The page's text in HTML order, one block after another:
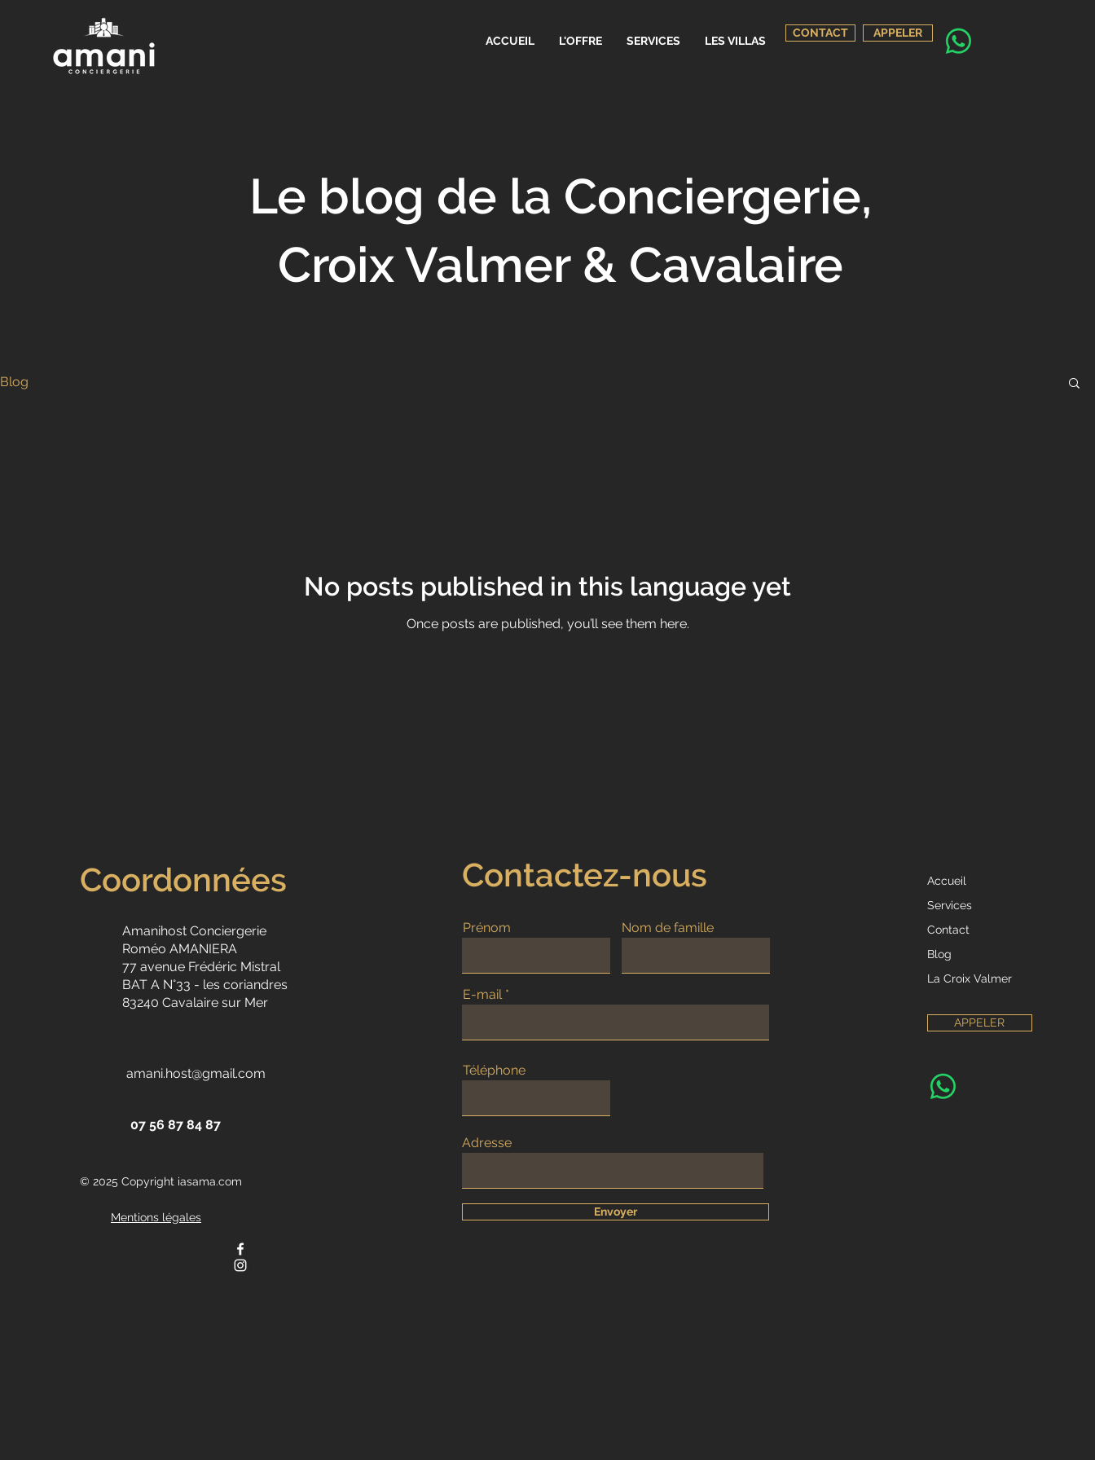
ACCUEIL L'OFFRE SERVICES LES VILLAS
CONTACT APPELER
Le blog de la Conciergerie,
Croix Valmer & Cavalaire
Blog
No posts published in this language yet
Once posts are published, you’ll see them here.
Coordonnées
Amanihost Conciergerie
Roméo AMANIERA
77 avenue Frédéric Mistral
BAT A N°33 - les coriandres
83240 Cavalaire sur Mer
amani.host@gmail.com
07 56 87 84 87
© 2025 Copyright iasama.com
Mentions légales
Contactez-nous
Prénom Nom de famille
E-mail
Téléphone
Adresse
Envoyer
Accueil
Services
Contact
Blog
La Croix Valmer
APPELER